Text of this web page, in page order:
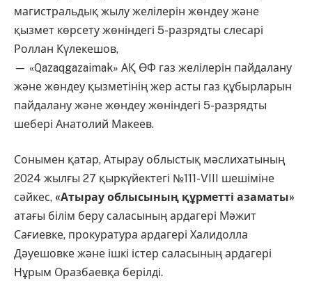
магистральдық жылу желілерін жөндеу және
қызмет көрсету жөніндегі 5-разрядты слесарі
Роллан Күлекешов,
— «Qazaqgazaimak» АҚ ӨФ газ желілерін пайдалану
және жөндеу қызметінің жер асты газ құбырларын
пайдалану және жөндеу жөніндегі 5-разрядты
шебері Анатолий Макеев.
Сонымен қатар, Атырау облыстық мәслихатының
2024 жылғы 27 қыркүйектегі №111-VIII шешіміне
сәйкес, «Атырау облысының құрметті азаматы»
атағы білім беру саласының ардагері Мәжит
Сағиевке, прокуратура ардагері Халидолла
Дәуешовке және ішкі істер саласының ардагері
Нұрым Оразбаевқа берілді.